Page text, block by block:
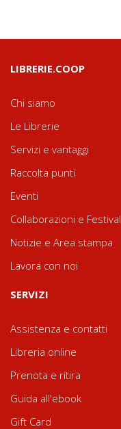
LIBRERIE.COOP
Chi siamo
Le Librerie
Servizi e vantaggi
Raccolta punti
Eventi
Collaborazioni e Festival
Notizie e Area stampa
Lavora con noi
SERVIZI
Assistenza e contatti
Libreria online
Prenota e ritira
Guida all'ebook
Gift Card